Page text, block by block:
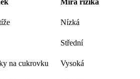
Míra rizika
Nízká
Střední
na cukrovku Vysoká